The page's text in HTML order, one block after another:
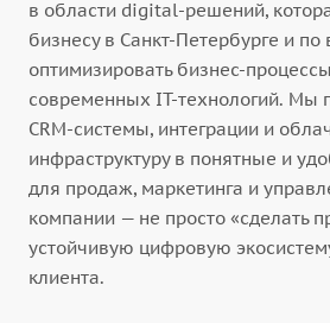
в области digital-решений,
бизнесу в Санкт-Петербурге и по
оптимизировать бизнес-
современных IT-технологий. Мы
CRM-системы, интеграции и
инфраструктуру в понятные и
для продаж, маркетинга и
компании — не просто «сделать
устойчивую цифровую
клиента.